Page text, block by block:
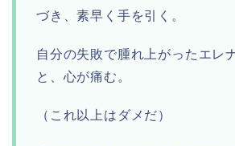
づき、素早く手を引く。
自分の失敗で腫れ上がったエレ
と、心が痛む。
（これ以上はダメだ）